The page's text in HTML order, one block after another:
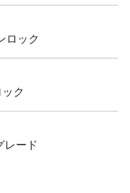
ロック
ク
レード